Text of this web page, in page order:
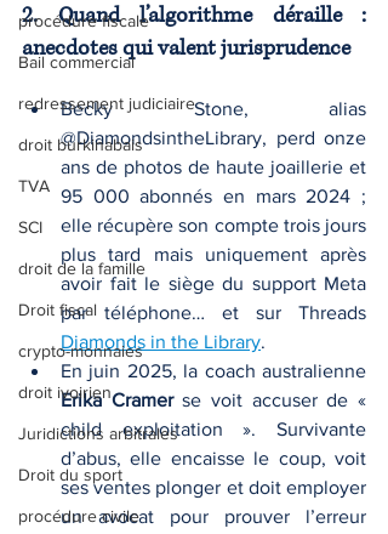
procédure fiscale
Bail commercial
redressement judiciaire
droit burkinabais
TVA
SCI
droit de la famille
Droit fiscal
crypto-monnaies
droit ivoirien
Juridictions arbitrales
Droit du sport
procédure civile
2. Quand l’algorithme déraille :
anecdotes qui valent jurisprudence
Becky Stone, alias
@DiamondsintheLibrary, perd onze
ans de photos de haute joaillerie et
95 000 abonnés en mars 2024 ;
elle récupère son compte trois jours
plus tard mais uniquement après
avoir fait le siège du support Meta
Diamonds in the Library.
Erika Cramer se voit accuser de «
child exploitation ». Survivante
d’abus, elle encaisse le coup, voit
ses ventes plonger et doit employer
un avocat pour prouver l’erreur